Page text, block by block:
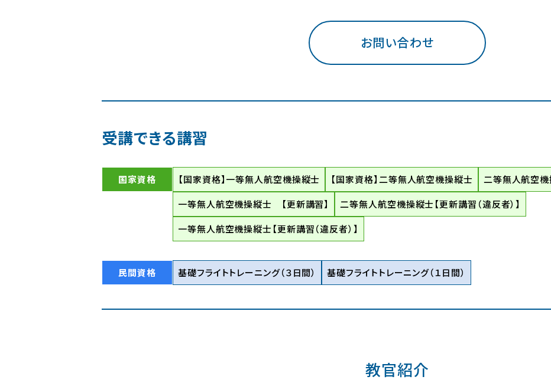
お問い合わせ
受講できる講習
国家資格 【国家資格】一等無人航空機操縦士 【国家資格】二等無人航空機操縦士
二等無人航空
一等無人航空機操縦士 【更新講習】
二等無人航空機操縦士【更新講習（違反者）】
一等無人航空機操縦士【更新講習（違反者）】
民間資格 基礎フライトトレーニング（３日間） 基礎フライトトレーニング（１日間）
教官紹介